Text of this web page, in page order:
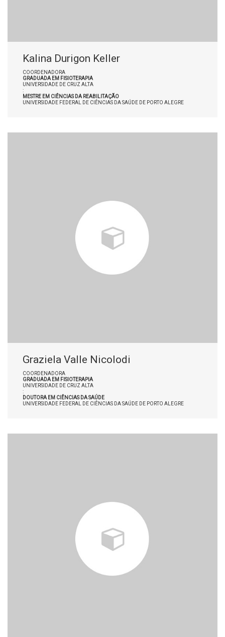
Kalina Durigon Keller
COORDENADORA
GRADUADA EM FISIOTERAPIA
UNIVERSIDADE DE CRUZ ALTA
:
MESTRE EM CIÊNCIAS DA REABILITAÇÃO
UNIVERSIDADE FEDERAL DE CIÊNCIAS DA SAÚDE DE PORTO ALEGRE
Graziela Valle Nicolodi
COORDENADORA
GRADUADA EM FISIOTERAPIA
UNIVERSIDADE DE CRUZ ALTA
:
DOUTORA EM CIÊNCIAS DA SAÚDE
UNIVERSIDADE FEDERAL DE CIÊNCIAS DA SAÚDE DE PORTO ALEGRE